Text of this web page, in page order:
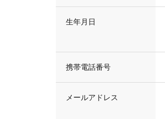
生年月日
携帯電話番号
メールアドレス